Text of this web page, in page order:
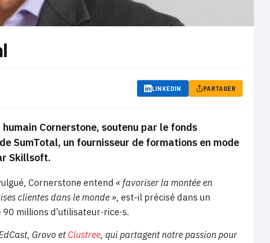
LINKEDIN PARTAGER
Cornerstone, soutenu par le fonds
SumTotal, un fournisseur de formations en mode
Skillsoft.
Cornerstone entend « favoriser la montée en
clientes dans le monde », est-il précisé dans un
millions d’utilisateur·rice·s.
Grovo et Clustree, qui partagent notre passion pour